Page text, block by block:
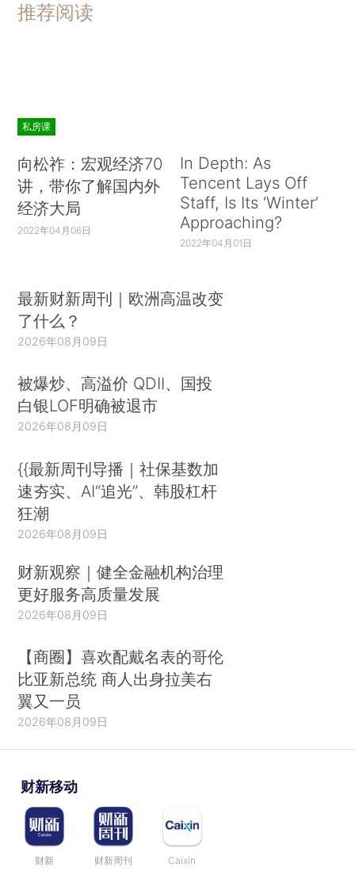
推荐阅读
私房课
向松祚：宏观经济70
讲，带你了解国内外
经济大局
2022年04月06日
In Depth: As
Tencent Lays Off
Staff, Is Its ‘Winter’
Approaching?
2022年04月01日
最新财新周刊｜欧洲高温改变
了什么？
2026年08月09日
被爆炒、高溢价 QDII、国投
白银LOF明确被退市
2026年08月09日
{{最新周刊导播｜社保基数加
速夯实、AI“追光”、韩股杠杆
狂潮
2026年08月09日
财新观察｜健全金融机构治理
更好服务高质量发展
2026年08月09日
【商圈】喜欢配戴名表的哥伦
比亚新总统 商人出身拉美右
翼又一员
2026年08月09日
财新移动
财新 财新周刊 Caixin